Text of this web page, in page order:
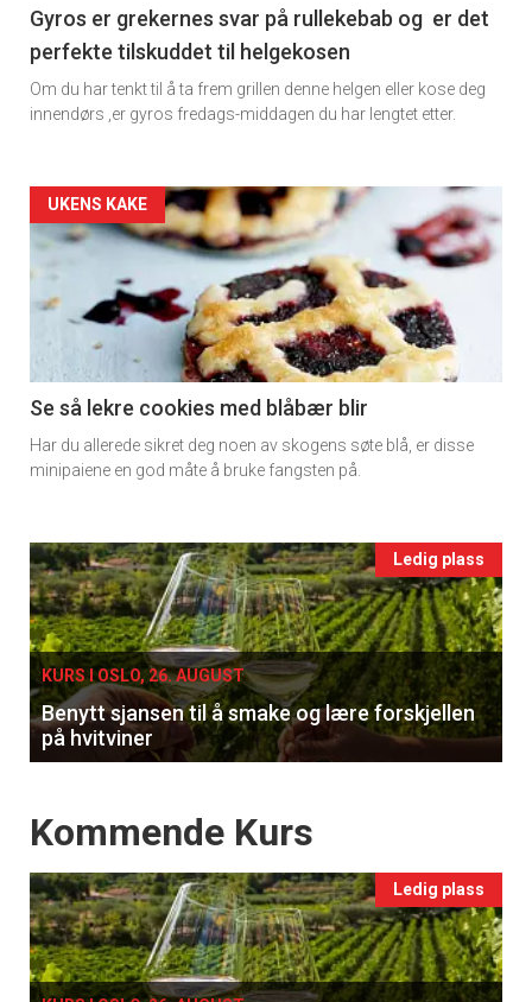
11
Dagens
rett
Gyros er grekernes svar på rullekebab og er det
perfekte tilskuddet til helgekosen
Om du har tenkt til å ta frem grillen denne helgen eller kose deg
innendørs ,er gyros fredags-middagen du har lengtet etter.
Artikler
detail
-
section
11
Ukens
UKENS KAKE
Se så lekre cookies med blåbær blir
Har du allerede sikret deg noen av skogens søte blå, er disse
minipaiene en god måte å bruke fangsten på.
Events
single
Ledig plass
KURS I OSLO, 26. AUGUST
Benytt sjansen til å smake og lære forskjellen
på hvitviner
Events
Kommende Kurs
Ledig plass